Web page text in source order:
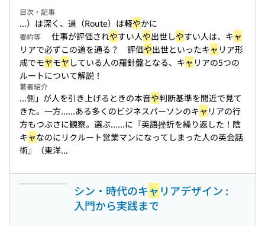
目次・記事
...）は深く、道（Route）は軽やかに
要約等 仕事が評価されやすい人や出世しやすい人は、キャ
リアで必ずこの道を通る？ 評価や出世といったキャ リア形
成でモヤモヤ している人の羅針盤となる、キャ リアの5つの
ルートについて解説！
著者紹介
...側」が人を引き上げるときの本音や判断基準を間近で見て
きた。一方......ある多くのビジネスパーソンのキャ リアの行
方もつぶさに観察。選ぶ......に『英語挫折を繰り返した！陰
キャなのにリクルート営業マンになってしまった人の英会話
術』（東洋...
シン・時代のキャリアデザイン :
入門から実践まで